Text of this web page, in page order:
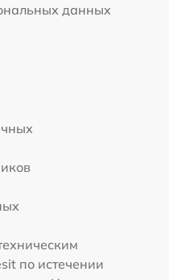
данных
по истечении